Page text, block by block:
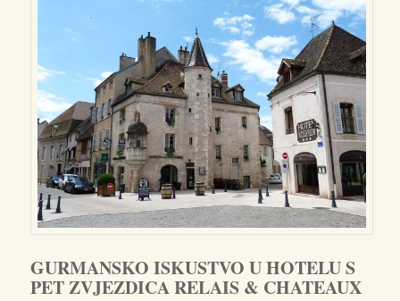
GURMANSKO ISKUSTVO U HOTELU S
PET ZVJEZDICA RELAIS & CHATEAUX